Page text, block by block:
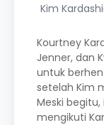
Kim
Kourtney
Jenner, dan
untuk
setelah Kim
Meski
mengikuti